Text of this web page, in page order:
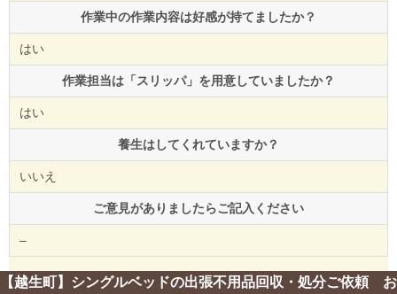
作業中の作業内容は好感が持てましたか？
はい
作業担当は「スリッパ」を用意していましたか？
はい
養生はしてくれていますか？
いいえ
ご意見がありましたらご記入ください
–
【越生町】シングルベッドの出張不用品回収・処分ご依頼 お